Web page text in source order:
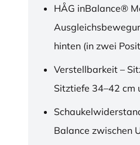
HÅG inBalance®
hinten (in zwei
Verstellbarkeit –
Sitztiefe 34–42 cm
Balance zwischen